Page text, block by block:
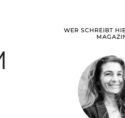
WER SCHREIBT